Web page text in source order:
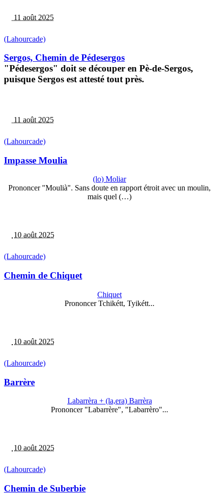
11 août 2025
(Lahourcade)
Sergos, Chemin de Pédesergos
"Pédesergos" doit se découper en Pè-de-Sergos,
puisque Sergos est attesté tout près.
11 août 2025
(Lahourcade)
Impasse Moulia
(lo) Moliar
Prononcer "Moulià". Sans doute en rapport étroit avec un moulin,
mais quel (…)
10 août 2025
(Lahourcade)
Chemin de Chiquet
Chiquet
Prononcer Tchikétt, Tyikétt...
10 août 2025
(Lahourcade)
Barrère
Labarrèra + (la,era) Barrèra
Prononcer "Labarrère", "Labarrèro"...
10 août 2025
(Lahourcade)
Chemin de Suberbie